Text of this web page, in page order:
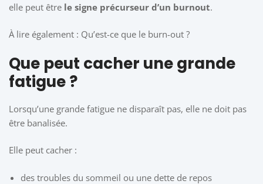
elle peut être le signe précurseur d’un burnout.
À lire également : Qu’est-ce que le burn-out ?
Que peut cacher une grande
fatigue ?
Lorsqu’une grande fatigue ne disparaît pas, elle ne doit pas
être banalisée.
Elle peut cacher :
des troubles du sommeil ou une dette de repos